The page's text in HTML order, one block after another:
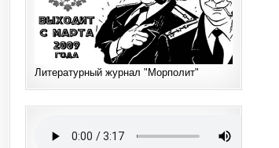
Литературный журнал "Морполит"